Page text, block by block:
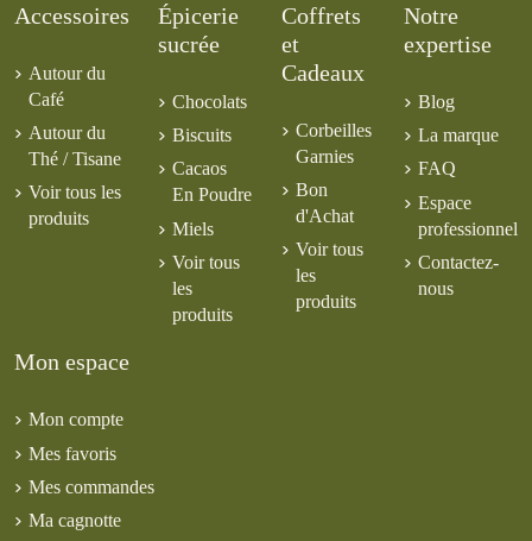
Accessoires
Autour du
Café
Autour du
Thé / Tisane
Voir tous les
produits
Épicerie
sucrée
Chocolats
Biscuits
Cacaos
En Poudre
Miels
Voir tous
les
produits
Coffrets
et
Cadeaux
Corbeilles
Garnies
Bon
d'Achat
Voir tous
les
produits
Notre
expertise
Blog
La marque
FAQ
Espace
professionnel
Contactez-
nous
Mon espace
Mon compte
Mes favoris
Mes commandes
Ma cagnotte